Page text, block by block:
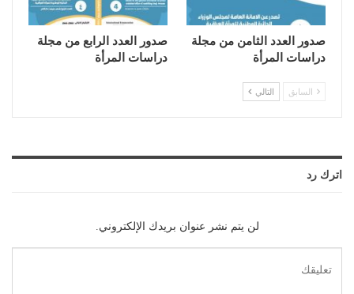
صدور العدد الثامن من مجلة
دراسات المرأة
صدور العدد الرابع من مجلة
دراسات المرأة
السابق التالي
اترك رد
لن يتم نشر عنوان بريدك الإلكتروني.